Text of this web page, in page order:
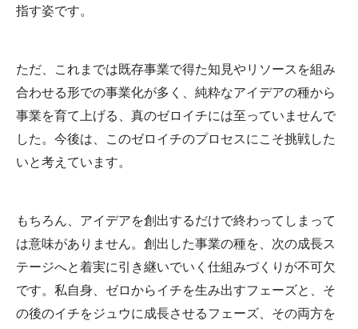
指す姿です。
ただ、これまでは既存事業で得た知見やリソースを組み
合わせる形での事業化が多く、純粋なアイデアの種から
事業を育て上げる、真のゼロイチには至っていませんで
した。今後は、このゼロイチのプロセスにこそ挑戦した
いと考えています。
もちろん、アイデアを創出するだけで終わってしまって
は意味がありません。創出した事業の種を、次の成長ス
テージへと着実に引き継いでいく仕組みづくりが不可欠
です。私自身、ゼロからイチを生み出すフェーズと、そ
の後のイチをジュウに成長させるフェーズ、その両方を